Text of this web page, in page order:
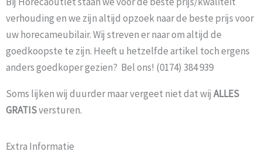
verhouding en we zijn altijd opzoek naar de beste prijs voor
uw horecameubilair. Wij streven er naar om altijd de
goedkoopste te zijn. Heeft u hetzelfde artikel toch ergens
anders goedkoper gezien? Bel ons! (0174) 384 939
Soms lijken wij duurder maar vergeet niet dat wij ALLES
GRATISversturen.
Extra Informatie